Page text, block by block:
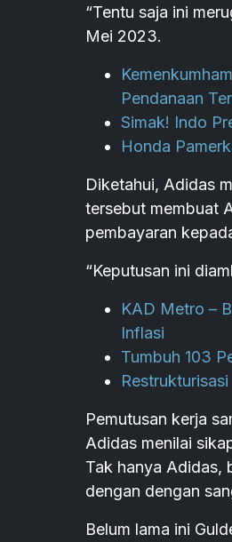
“Tentu saja ini
Mei 2023.
Pendanaan
Simak! Indo
Honda
Diketahui, Adidas
tersebut membuat
pembayaran
“Keputusan ini
KAD Metro –
Inflasi
Tumbuh 103
Pemutusan kerja
Adidas menilai
Tak hanya Adidas,
dengan dengan
Belum lama ini